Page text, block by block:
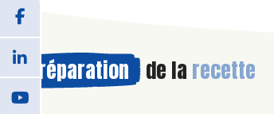
Préparation de la recette